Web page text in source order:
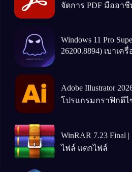
จัดการ PDF มืออาชี
Windows 11 Pro
26200.8894) เบาเครื่
Adobe Illustrator
โปรแกรมกราฟิกดี
WinRAR 7.23
ไฟล์ แตกไฟล์